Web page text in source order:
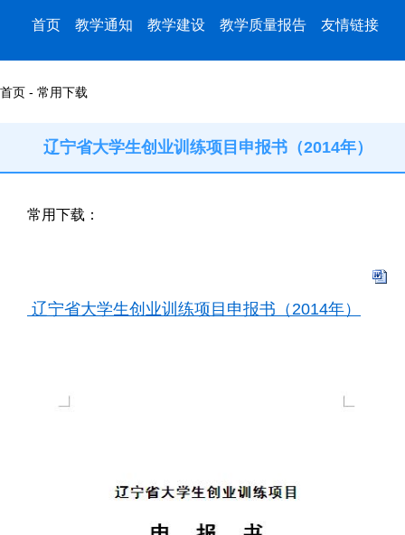
首页 教学通知 教学建设 教学质量报告 友情链接
首页 - 常用下载
辽宁省大学生创业训练项目申报书（2014年）
常用下载：
辽宁省大学生创业训练项目申报书（2014年）